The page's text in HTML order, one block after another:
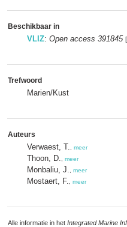
Beschikbaar in
VLIZ: Open access 391845 [
Trefwoord
Marien/Kust
Auteurs
Verwaest, T. meer
Thoon, D. meer
Monbaliu, J. meer
Mostaert, F. meer
Alle informatie in het Integrated Marine